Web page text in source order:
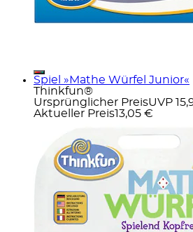
Spiel »Mathe Würfel Junior«
Thinkfun®
Ursprünglicher PreisUVP
Aktueller Preis13,05 €